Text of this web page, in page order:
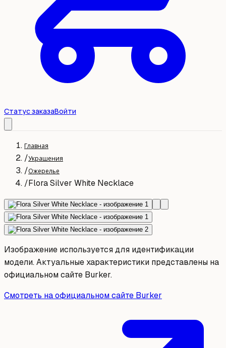
Статус заказаВойти
Главная
/Украшения
/Ожерелье
/Flora Silver White Necklace
Изображение используется для идентификации
модели. Актуальные характеристики представлены на
официальном сайте Burker.
Смотреть на официальном сайте Burker